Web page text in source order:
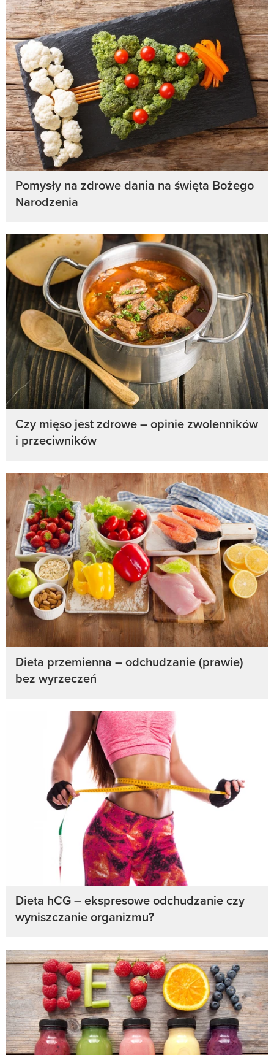
Pomysły na zdrowe dania na święta Bożego
Narodzenia
Czy mięso jest zdrowe – opinie zwolenników
i przeciwników
Dieta przemienna – odchudzanie (prawie)
bez wyrzeczeń
Dieta hCG – ekspresowe odchudzanie czy
wyniszczanie organizmu?